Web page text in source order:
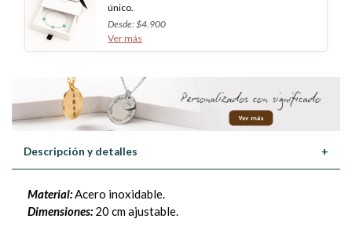
único.
Desde: $4.900
Ver más
Descripción y detalles +
Material:Acero inoxidable.
Dimensiones:20 cm ajustable.